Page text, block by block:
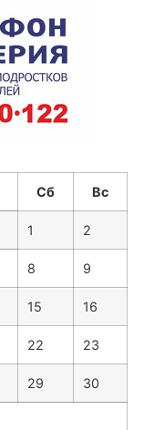
Сб Вс
1 2
8 9
15 16
22 23
29 30